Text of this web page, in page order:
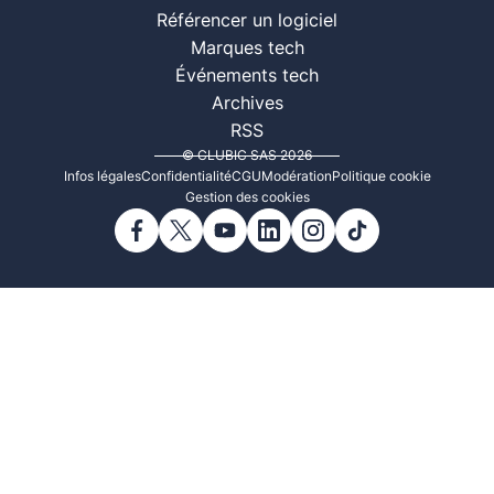
Référencer un logiciel
Marques tech
Événements tech
Archives
RSS
© CLUBIC SAS 2026
Infos légalesConfidentialitéCGUModérationPolitique cookie
Gestion des cookies